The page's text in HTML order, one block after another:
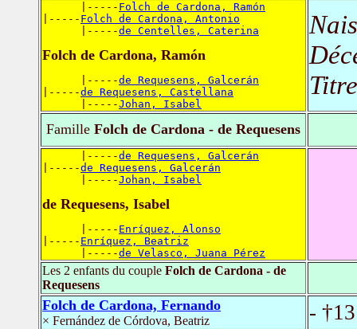
      |-----
Folch de Cardona, Ramón
|----- Folch de Cardona, Antonio
      |-----
de Centelles, Caterina
Folch de Cardona, Ramón
      |-----
de Requesens, Galcerán
|-----de Requesens, Castellana
      |-----
Johan, Isabel
Famille Folch de Cardona - de Requesens
      |-----
de Requesens, Galcerán
|-----de Requesens, Galcerán
      |-----
Johan, Isabel
de Requesens, Isabel
      |-----
Enríquez, Alonso
|----- Enríquez, Beatriz
      |-----
de Velasco, Juana Pérez
Les 2 enfants du couple Folch de Cardona - de
Requesens
Folch de Cardona, Fernando
× Fernández de Córdova, Beatriz -